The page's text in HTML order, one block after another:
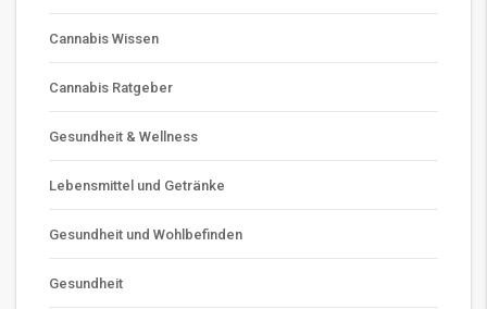
Cannabis Wissen
Cannabis Ratgeber
Gesundheit & Wellness
Lebensmittel und Getränke
Gesundheit und Wohlbefinden
Gesundheit